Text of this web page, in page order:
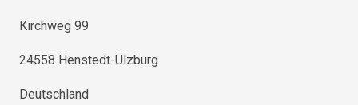
Kirchweg 99
24558 Henstedt-Ulzburg
Deutschland